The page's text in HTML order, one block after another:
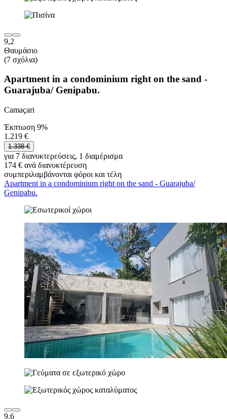
9,2
Θαυμάσιο
(7 σχόλια)
Apartment in a condominium right on the sand -
Guarajuba/ Genipabu.
Camaçari
Έκπτωση 9%
1.219 €
1.338 €
για 7 διανυκτερεύσεις, 1 διαμέρισμα
174 € ανά διανυκτέρευση
συμπεριλαμβάνονται φόροι και τέλη
Apartment in a condominium right on the sand - Guarajuba/
Genipabu.
9,6